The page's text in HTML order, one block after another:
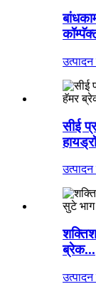
उत्पादन
सीई
उत्पादन
ब्रेक...
उत्पादन